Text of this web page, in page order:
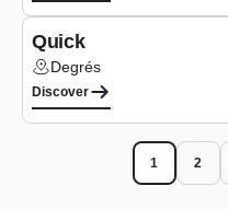
Quick
Lieu :Degrés
Discover
Current page
1 Page
2